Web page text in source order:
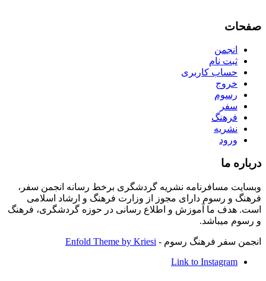
صفحات
انجمن
ثبت نام
حساب کاربری
خروج
رسوم
سفر
فرهنگ
نشریه
ورود
درباره ما
وبسایت مسافرنامه نشریه گردشگری برخط رسانه انجمن سفر،
فرهنگ و رسوم دارای مجوز از وزارت فرهنگ و ارشاد اسلامی
است. هدف ما آموزش و اطلاع رسانی در حوزه گردشگری، فرهنگ
و رسوم میباشد.
انجمن سفر فرهنگ رسوم - Enfold Theme by Kriesi
Link to Instagram